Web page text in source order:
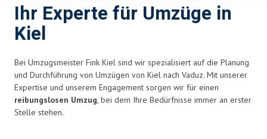
Ihr Experte für Umzüge in
Kiel
Bei Umzugsmeister Fink Kiel sind wir spezialisiert auf die Planung
und Durchführung von Umzügen von Kiel nach Vaduz. Mit unserer
Expertise und unserem Engagement sorgen wir für einen
reibungslosen Umzug, bei dem Ihre Bedürfnisse immer an erster
Stelle stehen.